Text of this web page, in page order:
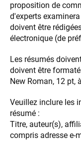
proposition de
d'experts
doivent être
électronique (de
Les résumés
doivent être
New Roman, 12 pt,
Veuillez inclure les
résumé :
Titre, auteur(s),
compris adresse e-